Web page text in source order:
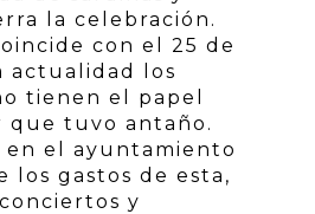
la celebración.
con el 25 de
actualidad los
tienen el papel
que tuvo antaño.
en el ayuntamiento
los gastos de esta,
y